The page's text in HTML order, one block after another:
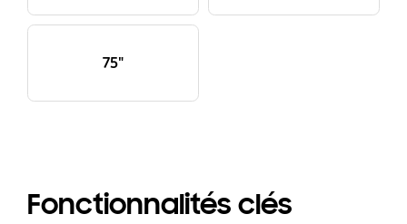
75"
Fonctionnalités clés